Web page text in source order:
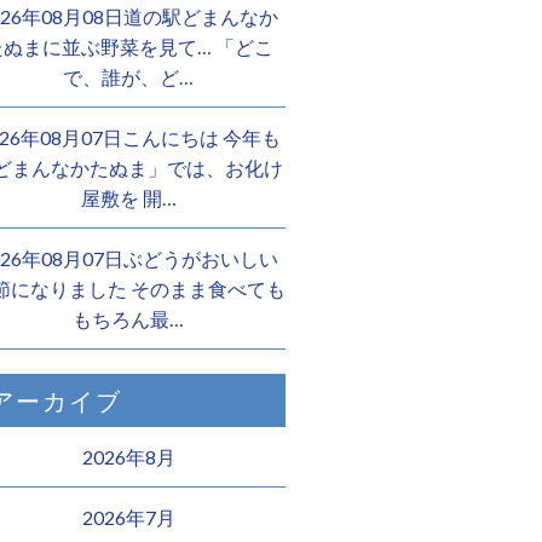
年08月08日道の駅どまんなか
ぬまに並ぶ野菜を見て… 「どこ
で、誰が、ど…
年08月07日こんにちは 今年も
まんなかたぬま」では、お化け
屋敷を 開…
年08月07日ぶどうがおいしい
になりました そのまま食べても
もちろん最…
ーカイブ
2026年8月
2026年7月